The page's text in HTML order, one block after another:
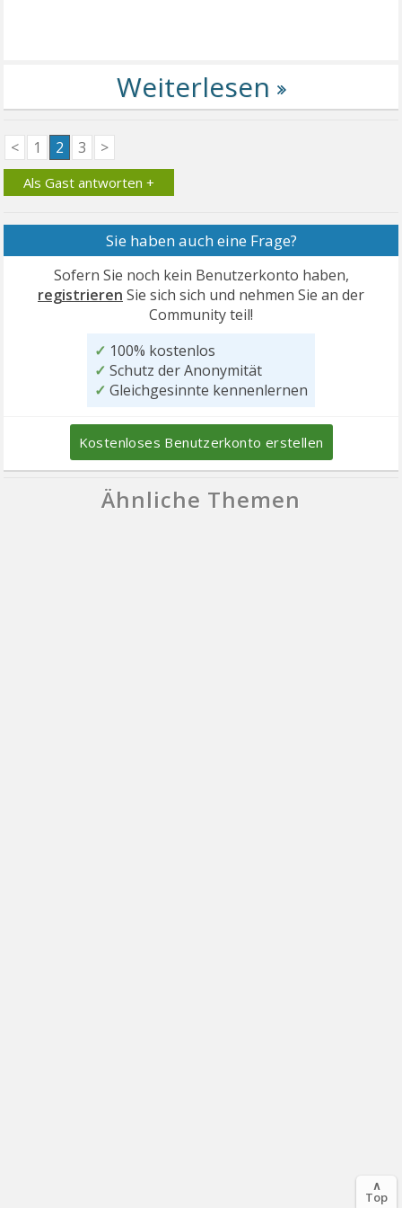
< 1 2 3 >
Als Gast antworten +
Sie haben auch eine Frage?
Sofern Sie noch kein Benutzerkonto haben,
registrieren Sie sich sich und nehmen Sie an der
Community teil!
✓ 100% kostenlos
✓ Schutz der Anonymität
✓ Gleichgesinnte kennenlernen
Kostenloses Benutzerkonto erstellen
Ähnliche Themen
∧
Top